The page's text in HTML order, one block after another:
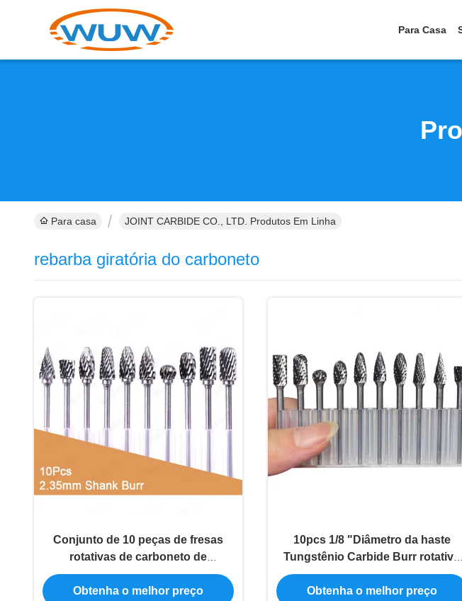
Para Casa
Para casa JOINT CARBIDE CO., LTD. Produtos Em Linha
rebarba giratória do carboneto
Conjunto de 10 peças de fresas
rotativas de carboneto de
tungstênio com haste de 1/8
polegada e diâmetro da cabeça de
Obtenha o melhor preço
10pcs 1/8 "Diâmetro da haste
Tungstênio Carbide Burr rotativo
com 3 * 6 mm Tamanho da cabeça
para metalurgia de precisão
Obtenha o melhor preço